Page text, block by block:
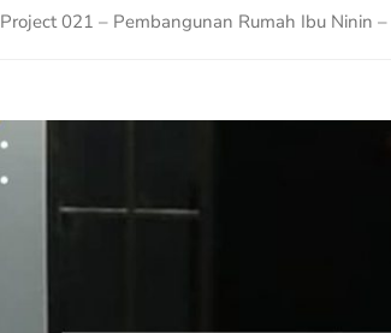
Project 021 – Pembangunan Rumah Ibu Ninin